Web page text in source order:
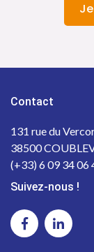
Contact
131 rue du
38500
(+33) 6 09 34 06
Suivez-nous !